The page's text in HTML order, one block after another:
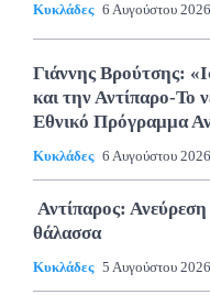
Κυκλάδες 6 Αυγούστου 2026
Γιάννης Βρούτσης:
και την Αντίπαρο-Το
Εθνικό Πρόγραμμα
Κυκλάδες 6 Αυγούστου 2026
Αντίπαρος:
θάλασσα
Κυκλάδες 5 Αυγούστου 2026